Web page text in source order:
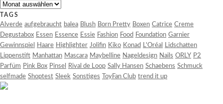
Archiv
TAGS
Alverde aufgebraucht balea Blush Born Pretty Boxen Catrice Creme
Degustabox Essen Essence Essie Fashion Food Foundation Garnier
Gewinnspiel
Haare Highlighter Jolifin Kiko Konad L'Oréal
Lidschatten
Lippenstift Manhattan Mascara Maybelline Nageldesign Nails ORLY P2
Parfüm Pink Box Pinsel Rival de Loop Sally Hansen Schaebens Schmuck
selfmade Shoptest Sleek Sonstiges ToyFan Club trend it up